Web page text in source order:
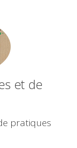
et de
pratiques